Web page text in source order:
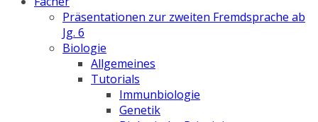
Präsentationen zur zweiten Fremdsprache ab
Jg. 6
Biologie
Allgemeines
Tutorials
Immunbiologie
Genetik